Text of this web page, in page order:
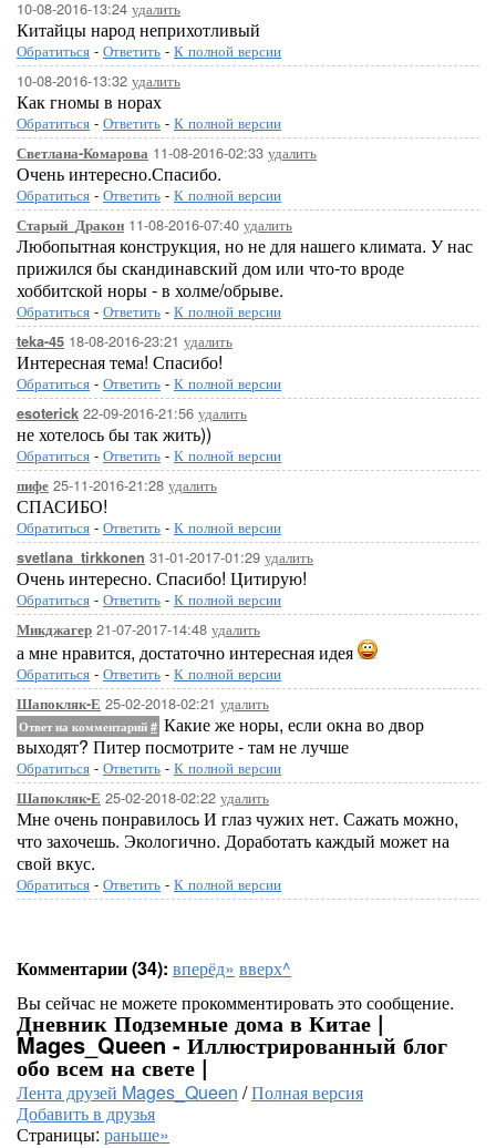
10-08-2016-13:24 удалить
Китайцы народ неприхотливый
Обратиться - Ответить - К полной версии
10-08-2016-13:32 удалить
Как гномы в норах
Обратиться - Ответить - К полной версии
Светлана-Комарова 11-08-2016-02:33 удалить
Очень интересно.Спасибо.
Обратиться - Ответить - К полной версии
Старый_Дракон 11-08-2016-07:40 удалить
Любопытная конструкция, но не для нашего климата. У нас
прижился бы скандинавский дом или что-то вроде
хоббитской норы - в холме/обрыве.
Обратиться - Ответить - К полной версии
teka-45 18-08-2016-23:21 удалить
Интересная тема! Спасибо!
Обратиться - Ответить - К полной версии
esoterick 22-09-2016-21:56 удалить
не хотелось бы так жить))
Обратиться - Ответить - К полной версии
пифе 25-11-2016-21:28 удалить
СПАСИБО!
Обратиться - Ответить - К полной версии
svetlana_tirkkonen 31-01-2017-01:29 удалить
Очень интересно. Спасибо! Цитирую!
Обратиться - Ответить - К полной версии
Микджагер 21-07-2017-14:48 удалить
а мне нравится, достаточно интересная идея
Обратиться - Ответить - К полной версии
Шапокляк-Е 25-02-2018-02:21 удалить
Ответ на комментарий # Какие же норы, если окна во двор
выходят? Питер посмотрите - там не лучше
Обратиться - Ответить - К полной версии
Шапокляк-Е 25-02-2018-02:22 удалить
Мне очень понравилось И глаз чужих нет. Сажать можно,
что захочешь. Экологично. Доработать каждый может на
свой вкус.
Обратиться - Ответить - К полной версии
Комментарии (34): вперёд» вверх^
Вы сейчас не можете прокомментировать это сообщение.
Дневник Подземные дома в Китае |
Mages_Queen - Иллюстрированный блог
обо всем на свете |
Лента друзей Mages_Queen /Полная версия
Добавить в друзья
Страницы: раньше»